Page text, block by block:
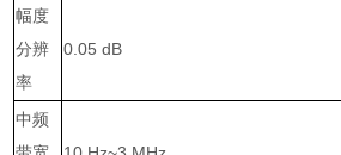
幅度
分辨
率
0.05 dB
中频